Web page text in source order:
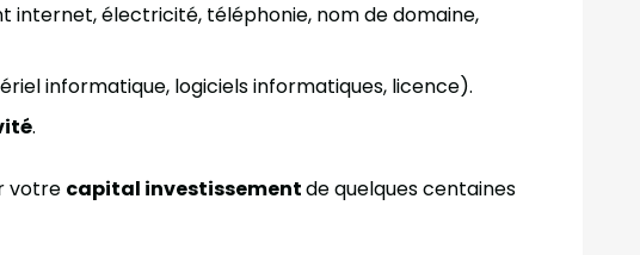
internet, électricité, téléphonie, nom de domaine,
informatique, logiciels informatiques, licence).
.
votre capital investissementde quelques centaines